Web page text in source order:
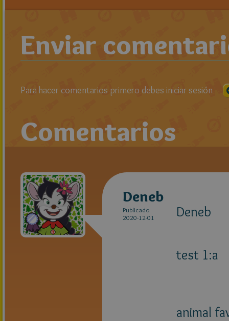
Enviar
Para hacer comentarios primero debes iniciar sesión
Comentarios
Deneb
Publicado
2020-12-01
Deneb
test 1:a
animal